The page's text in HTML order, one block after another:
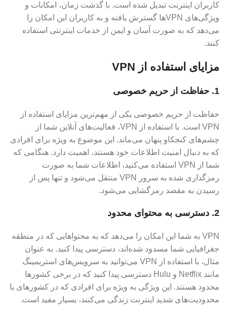
کاربران اینترنت تبدیل شده است. با گذشت زمان، امکانات و
ویژگی‌های VPN‌ها گسترش یافته و به کاربران این امکان را
می‌دهد که به صورت آسان و ایمن از خدمات اینترنتی استفاده
کنند.
مزایای استفاده از VPN
1. حفاظت از حریم خصوصی
حفاظت از حریم خصوصی یکی از مهم‌ترین مزایای استفاده از
VPN است. با استفاده از VPN، فعالیت‌های آنلاین شما از
چشم‌های کنجکاو پنهان می‌ماند. این موضوع به ویژه برای افرادی
که به دنبال امنیت اطلاعات خود هستند، اهمیت دارد. هنگامی که
شما از VPN استفاده می‌کنید، اطلاعات شما به صورت
رمزگذاری شده به سرور VPN منتقل می‌شود و تنها پس از
رسیدن به مقصد رمزگشایی می‌شود.
2. دسترسی به محتوای محدود
VPN به شما این امکان را می‌دهد که به محتواهایی که در منطقه
جغرافیایی شما مسدود شده‌اند، دسترسی پیدا کنید. به عنوان
مثال، با استفاده از VPN می‌توانید به سرویس‌های استریمینگ
مانند Netflix و Hulu دسترسی پیدا کنید که در برخی کشورها
محدود هستند. این ویژگی به ویژه برای افرادی که در کشورهای با
محدودیت‌های شدید اینترنت زندگی می‌کنند، بسیار مفید است.